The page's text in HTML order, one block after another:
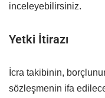
inceleyebilirsiniz.
Yetki İtirazı
İcra takibinin,
sözleşmenin ifa